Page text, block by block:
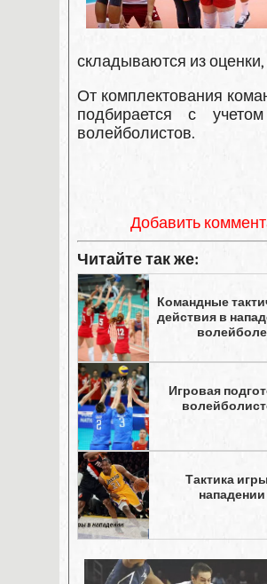
складываются из
От комплектования
подбирается с
волейболистов.
Добавить
Читайте так же:
Командные
действия в
волейболе
Игровая
Тактика
нападении